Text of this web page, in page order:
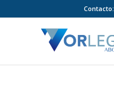
Contacto: